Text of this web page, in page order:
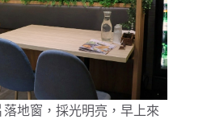
地窗，採光明亮，早上來